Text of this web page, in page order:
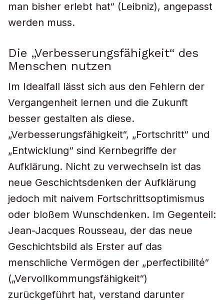
man bisher erlebt hat“ (Leibniz), angepasst
werden muss.
Die „Verbesserungsfähigkeit“ des
Menschen nutzen
Im Idealfall lässt sich aus den Fehlern der
Vergangenheit lernen und die Zukunft
besser gestalten als diese.
„Verbesserungsfähigkeit“, „Fortschritt“ und
„Entwicklung“ sind Kernbegriffe der
Aufklärung. Nicht zu verwechseln ist das
neue Geschichtsdenken der Aufklärung
jedoch mit naivem Fortschrittsoptimismus
oder bloßem Wunschdenken. Im Gegenteil:
Jean-Jacques Rousseau, der das neue
Geschichtsbild als Erster auf das
menschliche Vermögen der „perfectibilité“
(„Vervollkommungsfähigkeit“)
zurückgeführt hat, verstand darunter